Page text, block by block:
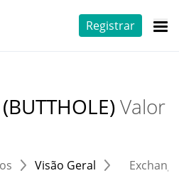
Registrar
Valor
Visão Geral